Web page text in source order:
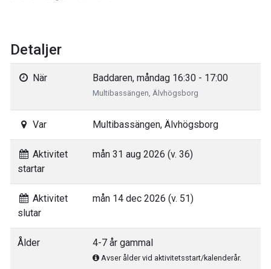
Detaljer
När Baddaren, måndag 16:30 - 17:00
Multibassängen, Älvhögsborg
Var Multibassängen, Älvhögsborg
Aktivitet
startar
mån 31 aug 2026 (v. 36)
Aktivitet
slutar
mån 14 dec 2026 (v. 51)
Ålder 4-7 år gammal
Avser ålder vid aktivitetsstart/kalenderår.